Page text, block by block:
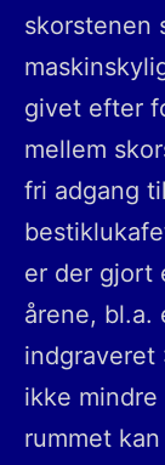
skorstenen
givet efter
mellem
fri adgang
er der gjort
årene, bl.a.
indgraveret
ikke
rummet